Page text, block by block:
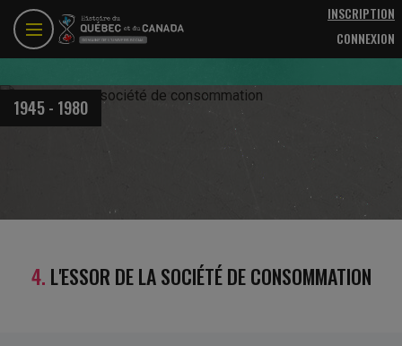
Aller au contenu principal
INSCRIPTION
CONNEXION
1945 - 1980
4. L'ESSOR DE LA SOCIÉTÉ DE CONSOMMATION